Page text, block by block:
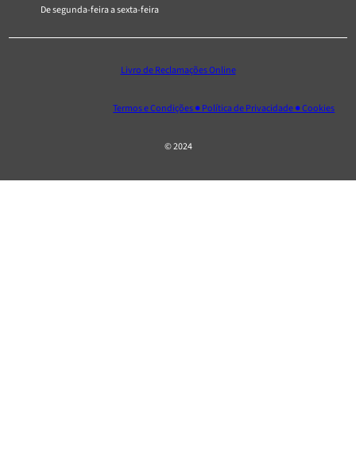
De segunda-feira a sexta-feira
Livro de Reclamações Online
Termos e Condições ● Política de Privacidade ● Cookies
© 2024